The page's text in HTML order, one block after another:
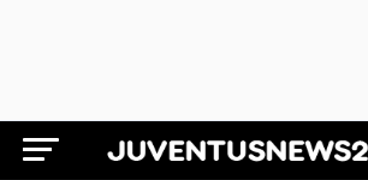
Juventus News 24